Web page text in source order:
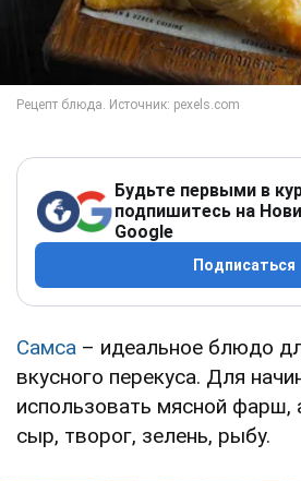
Будьте первыми в
подпишитесь на
Google
Подписаться
Самса – идеальное блюдо
вкусного перекуса. Для
использовать мясной фарш,
сыр, творог, зелень, рыбу.